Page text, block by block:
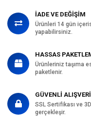
İADE VE DEĞİŞİM
Ürünleri 14 gün
yapabilirsiniz.
HASSAS
Ürünleriniz taşıma
paketlenir.
GÜVENLİ
SSL Sertifikası ve
gerçekleşir.